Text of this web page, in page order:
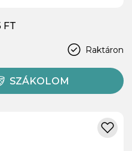
FT
Raktáron
SZÁKOLOM